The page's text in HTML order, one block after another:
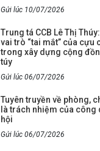
Gửi lúc 10/07/2026
Trung tá CCB Lê Thị
vai trò “tai mắt” của cựu
trong xây dựng cộng
túy
Gửi lúc 06/07/2026
Tuyên truyền về phòng,
là trách nhiệm của công
hội
Gửi lúc 06/07/2026